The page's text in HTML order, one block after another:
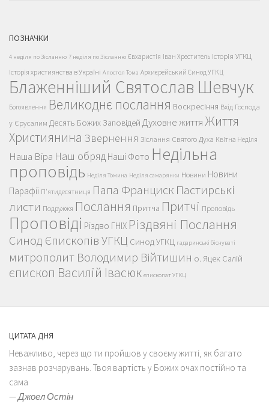
ПОЗНАЧКИ
4 неділя по Зісланню 7 неділя по Зісланню Євхаристія Іван Хреститель Історія УГКЦ
Історія християнства в Україні Апостол Тома Архиєрейський Синод УГКЦ
Блаженніший Святослав Шевчук
Богоявлення Великоднє послання Воскресіння Вхід Господа
у Єрусалим Десять Божих Заповідей Духовне життяЖиття
Християнина Звернення Зіслання Святого Духа Квітна Неділя
Наша Віра Наш обряд Наші Фото Недільна
проповідь Неділя Томина Неділя самарянки Новини Новини
Парафії П'ятидесятниця Папа Франциск Пастирські
листи Подружжя Послання Притча Притчі Проповідь
Проповіді Різдво ГНІХ Різдвяні Послання
Синод Єпископів УГКЦ Синод УГКЦ гадаринські біснуваті
митрополит Володимир Війтишин о. Яцек Салій
єпископ Василій Івасюк єпископат УГКЦ
ЦИТАТА ДНЯ
Неважливо, через що ти пройшов у своєму житті, як багато
зазнав розчарувань. Твоя вартість у Божих очах постійно та
сама
—Джоел Остін